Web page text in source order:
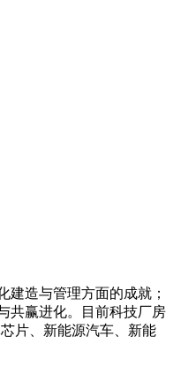
造与管理方面的成就；
共赢进化。目前科技厂房
片、新能源汽车、新能